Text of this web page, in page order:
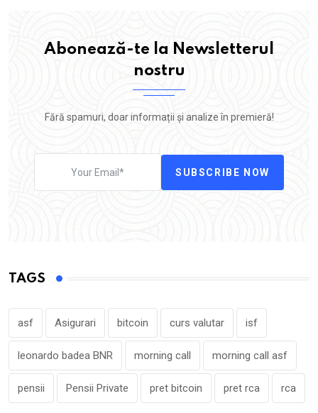
Abonează-te la Newsletterul
nostru
Fără spamuri, doar informații și analize în premieră!
SUBSCRIBE NOW
TAGS
asf Asigurari bitcoin curs valutar isf
leonardo badea BNR morning call morning call asf
pensii Pensii Private pret bitcoin pret rca rca